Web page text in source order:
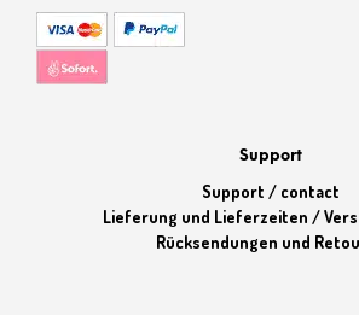
Support
Support / contact
Lieferung und Lieferzeiten /
Rücksendungen und